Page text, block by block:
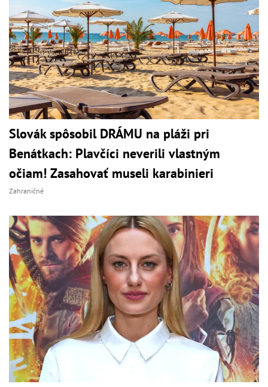
Slovák spôsobil DRÁMU na pláži pri
Benátkach: Plavčíci neverili vlastným
očiam! Zasahovať museli karabinieri
Zahraničné